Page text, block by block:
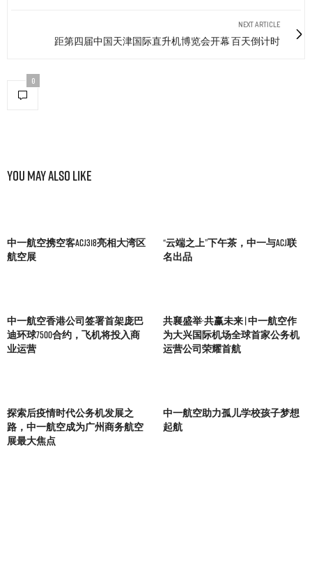
NEXT ARTICLE
距第四届中国天津国际直升机博览会开幕 百天倒计时
0
You May Also Like
中一航空携空客ACJ318亮相大湾区
航空展
“云端之上”下午茶，中一与ACJ联
名出品
中一航空香港公司签署首架庞巴
迪环球7500合约，飞机将投入商
业运营
共襄盛举·共赢未来 | 中一航空作
为大兴国际机场全球首家公务机
运营公司荣耀首航
探索后疫情时代公务机发展之
路，中一航空成为广州商务航空
展最大焦点
中一航空助力孤儿学校孩子梦想
起航